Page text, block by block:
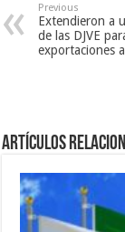
Previous
Extendieron a
de las DJVE
exportaciones
Artículos